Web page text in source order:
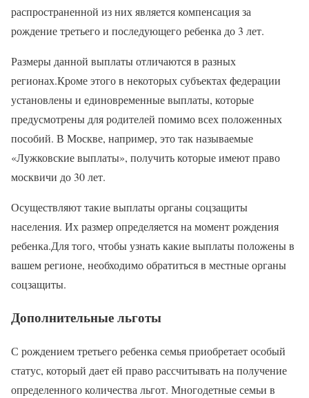
распространенной из них является компенсация за
рождение третьего и последующего ребенка до 3 лет.
Размеры данной выплаты отличаются в разных
регионах.Кроме этого в некоторых субъектах федерации
установлены и единовременные выплаты, которые
предусмотрены для родителей помимо всех положенных
пособий. В Москве, например, это так называемые
«Лужковские выплаты», получить которые имеют право
москвичи до 30 лет.
Осуществляют такие выплаты органы соцзащиты
населения. Их размер определяется на момент рождения
ребенка.Для того, чтобы узнать какие выплаты положены в
вашем регионе, необходимо обратиться в местные органы
соцзащиты.
Дополнительные льготы
С рождением третьего ребенка семья приобретает особый
статус, который дает ей право рассчитывать на получение
определенного количества льгот. Многодетные семьи в